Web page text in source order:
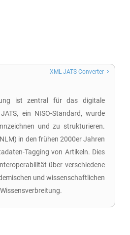
ist zentral für das digitale
ein NISO-Standard, wurde
und zu strukturieren.
in den frühen 2000er Jahren
Tagging von Artikeln. Dies
über verschiedene
und wissenschaftlichen
XML JATS Converter